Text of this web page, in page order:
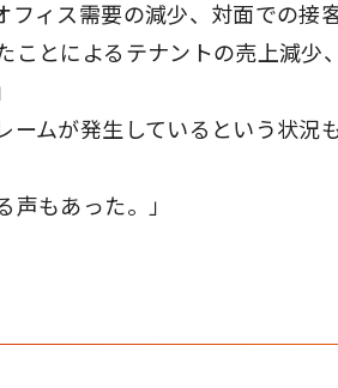
フィス需要の減少、対面での接
ことによるテナントの売上減少
ームが発生しているという状況
声もあった。」